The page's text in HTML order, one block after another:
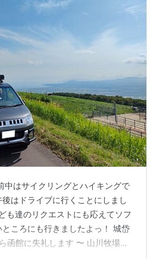
中はサイクリングとハイキングで
はドライブに行くことにしまし
も達のリクエストにも応えてソフ
ところにも行きましたよっ！ 城岱
函館に失礼します 〜 山川牧場ミ